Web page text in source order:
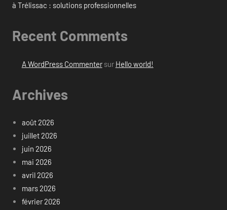
à Trélissac : solutions professionnelles
Recent Comments
A WordPress Commentersur Hello world!
Archives
août 2026
juillet 2026
juin 2026
mai 2026
avril 2026
mars 2026
février 2026